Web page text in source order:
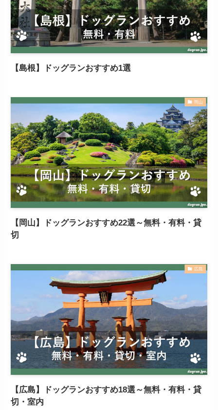
【島根】ドッグランおすすめ1選
岡山
【岡山】ドッグランおすすめ22選～無料・有料・貸
切
広島
【広島】ドッグランおすすめ18選～無料・有料・貸
切・室内